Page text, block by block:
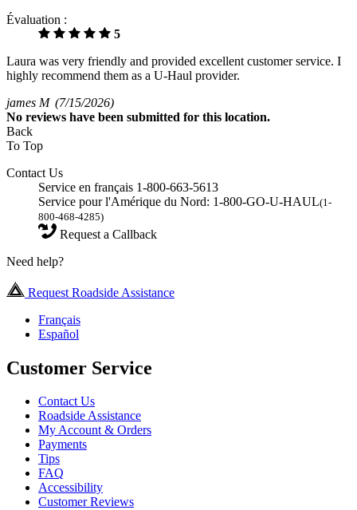
Évaluation :
5
Laura was very friendly and provided excellent customer service. I
highly recommend them as a U-Haul provider.
james M (7/15/2026)
No reviews have been submitted for this location.
Back
To Top
Contact Us
Service en français 1-800-663-5613
Service pour l'Amérique du Nord: 1-800-GO-U-HAUL(1-
800-468-4285)
Request a Callback
Need help?
Request Roadside Assistance
Français
Español
Customer Service
Contact Us
Roadside Assistance
My Account & Orders
Payments
Tips
FAQ
Accessibility
Customer Reviews